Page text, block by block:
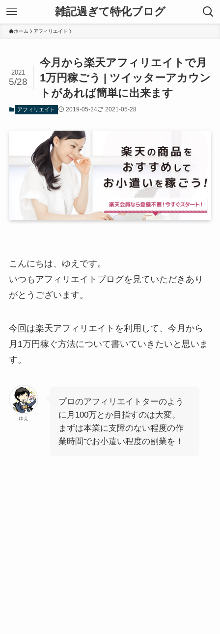
雑記過ぎて特化ブログ
ホーム アフィリエイト
今月から楽天アフィリエイトで月
1万円稼ごう | ツイッターアカウン
トがあれば簡単に出来ます
2021
5/28
アフィリエイト 2019-05-24 2021-05-28
こんにちは、ゆえです。
いつもアフィリエイトブログを見ていただきあり
がとうございます。
今回は楽天アフィリエイトを利用して、今月から
月1万円稼ぐ方法について書いていきたいと思いま
す。
ゆえ
プロのアフィリエイトターのよう
に月100万とか目指すのは大変。
まずは本業に支障のない程度の作
業時間でお小遣い程度の副業を！